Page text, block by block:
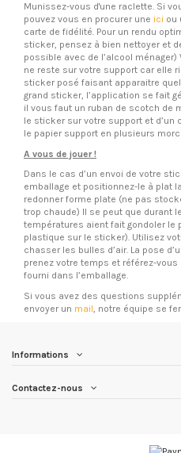
Munissez-vous d'une raclette. Si
pouvez vous en procurer une ici ou
carte de fidélité. Pour un rendu
sticker, pensez à bien nettoyer et
possible avec de l’alcool
ne reste sur votre support car elle
sticker posé faisant apparaitre
grand sticker, l’application se fait
il vous faut un ruban de scotch de
le sticker sur votre support et d’un
le papier support en plusieurs
A vous de jouer !
Dans le cas d’un envoi de votre
emballage et positionnez-le à plat
redonner forme plate (ne pas
trop chaude) Il se peut que durant
températures aient fait gondoler le
plastique sur le sticker). Utilisez
chasser les bulles d’air. La pose
prenez votre temps et référez-
fourni dans l’emballage.
Si vous avez des questions
envoyer un mail, notre équipe se
Informations
Contactez-nous